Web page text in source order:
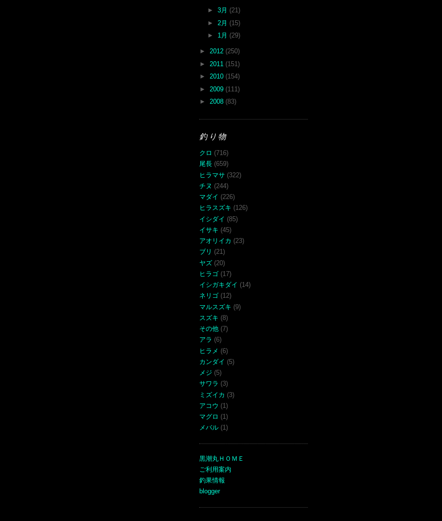
► 3月 (21)
► 2月 (15)
► 1月 (29)
► 2012 (250)
► 2011 (151)
► 2010 (154)
► 2009 (111)
► 2008 (83)
釣り物
クロ (716)
尾長 (659)
ヒラマサ (322)
チヌ (244)
マダイ (226)
ヒラスズキ (126)
イシダイ (85)
イサキ (45)
アオリイカ (23)
ブリ (21)
ヤズ (20)
ヒラゴ (17)
イシガキダイ (14)
ネリゴ (12)
マルスズキ (9)
スズキ (8)
その他 (7)
アラ (6)
ヒラメ (6)
カンダイ (5)
メジ (5)
サワラ (3)
ミズイカ (3)
アコウ (1)
マグロ (1)
メバル (1)
黒潮丸ＨＯＭＥ
ご利用案内
釣果情報
blogger